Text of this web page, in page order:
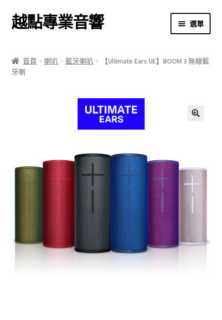
跳
至
覽
列
跳
至
要
內
越點專業音響 選單
商店
購物車
首頁 喇叭 藍牙喇叭
【Ultimate Ears UE】BOOM 3 無線藍
牙喇